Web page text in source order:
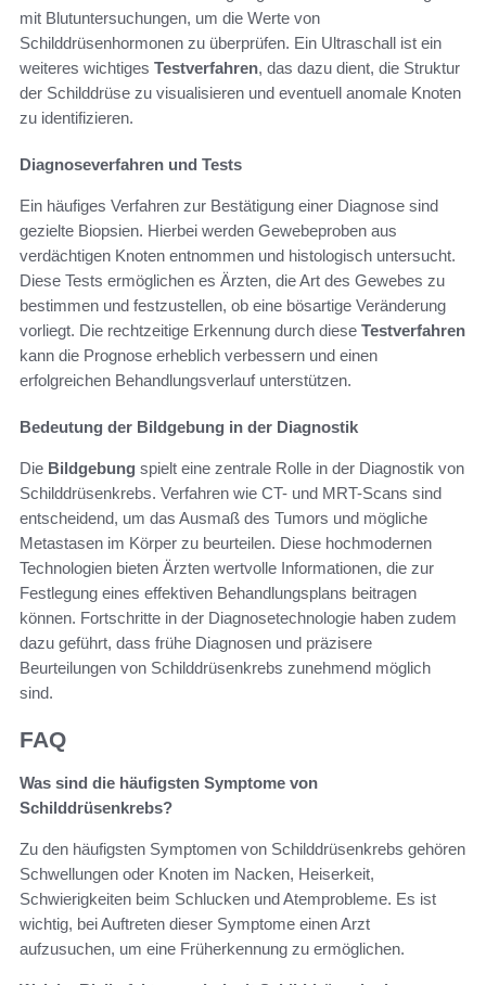
mit Blutuntersuchungen, um die Werte von
Schilddrüsenhormonen zu überprüfen. Ein Ultraschall ist ein
weiteres wichtiges Testverfahren, das dazu dient, die Struktur
der Schilddrüse zu visualisieren und eventuell anomale Knoten
zu identifizieren.
Diagnoseverfahren und Tests
Ein häufiges Verfahren zur Bestätigung einer Diagnose sind
gezielte Biopsien. Hierbei werden Gewebeproben aus
verdächtigen Knoten entnommen und histologisch untersucht.
Diese Tests ermöglichen es Ärzten, die Art des Gewebes zu
bestimmen und festzustellen, ob eine bösartige Veränderung
vorliegt. Die rechtzeitige Erkennung durch diese Testverfahren
kann die Prognose erheblich verbessern und einen
erfolgreichen Behandlungsverlauf unterstützen.
Bedeutung der Bildgebung in der Diagnostik
Die Bildgebung spielt eine zentrale Rolle in der Diagnostik von
Schilddrüsenkrebs. Verfahren wie CT- und MRT-Scans sind
entscheidend, um das Ausmaß des Tumors und mögliche
Metastasen im Körper zu beurteilen. Diese hochmodernen
Technologien bieten Ärzten wertvolle Informationen, die zur
Festlegung eines effektiven Behandlungsplans beitragen
können. Fortschritte in der Diagnosetechnologie haben zudem
dazu geführt, dass frühe Diagnosen und präzisere
Beurteilungen von Schilddrüsenkrebs zunehmend möglich
sind.
FAQ
Was sind die häufigsten Symptome von
Schilddrüsenkrebs?
Zu den häufigsten Symptomen von Schilddrüsenkrebs gehören
Schwellungen oder Knoten im Nacken, Heiserkeit,
Schwierigkeiten beim Schlucken und Atemprobleme. Es ist
wichtig, bei Auftreten dieser Symptome einen Arzt
aufzusuchen, um eine Früherkennung zu ermöglichen.